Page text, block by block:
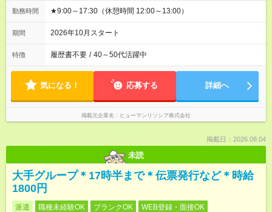
勤務時間 ★9:00～17:30（休憩時間 12:00～13:00）
期間 2026年10月スタート
特徴 履歴書不要 / 40～50代活躍中
気になる！ 応募する 詳細へ
掲載元企業名 ヒューマンリソシア株式会社
掲載日：2026.08.04
未読
大手グループ＊17時半まで＊伝票発行など＊時給
1800円
派遣 職種未経験OK ブランクOK WEB登録・面接OK